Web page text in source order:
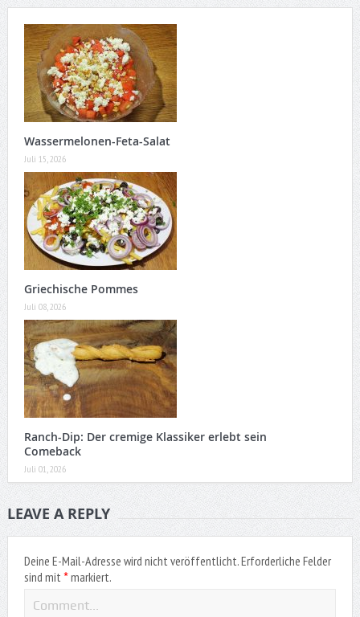
Wassermelonen-Feta-Salat
Juli 15, 2026
Griechische Pommes
Juli 08, 2026
Ranch-Dip: Der cremige Klassiker erlebt sein
Comeback
Juli 01, 2026
LEAVE A REPLY
Deine E-Mail-Adresse wird nicht veröffentlicht.Erforderliche Felder
sind mit *markiert.